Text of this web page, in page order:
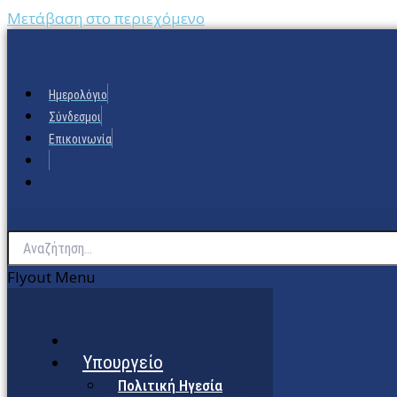
Μετάβαση στο περιεχόμενο
Ημερολόγιο
Σύνδεσμοι
Επικοινωνία
Flyout Menu
Υπουργείο
Πολιτική Ηγεσία